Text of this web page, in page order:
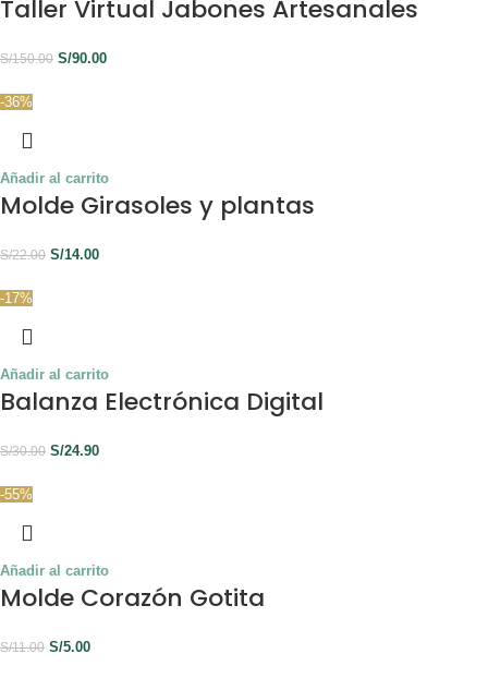
Taller Virtual Jabones Artesanales
S/150.00 S/90.00
-36%
Añadir al carrito
Molde Girasoles y plantas
S/22.00 S/14.00
-17%
Añadir al carrito
Balanza Electrónica Digital
S/30.00 S/24.90
-55%
Añadir al carrito
Molde Corazón Gotita
S/11.00 S/5.00